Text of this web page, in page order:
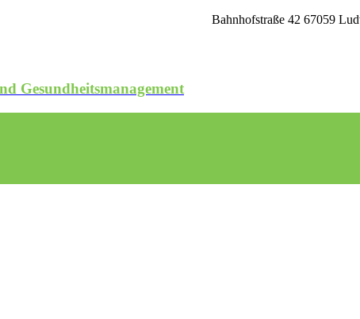
Bahnhofstraße 42 67059
Gesundheitsmanagement